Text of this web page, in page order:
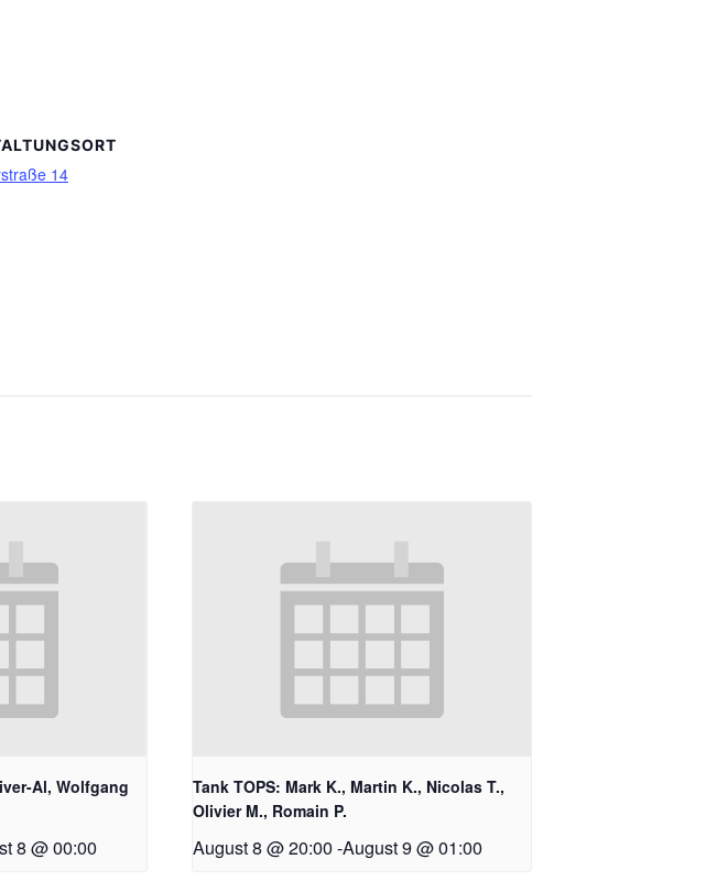
14
Al, Wolfgang
8 @ 00:00
Tank TOPS: Mark K., Martin K., Nicolas T.,
Olivier M., Romain P.
August 8 @ 20:00-August 9 @ 01:00